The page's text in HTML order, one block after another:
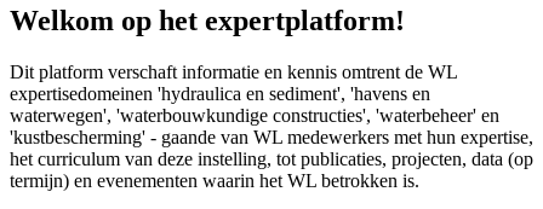
Welkom op het expertplatform!
Dit platform verschaft informatie en kennis omtrent de WL
expertisedomeinen 'hydraulica en sediment', 'havens en
waterwegen', 'waterbouwkundige constructies', 'waterbeheer' en
'kustbescherming' - gaande van WL medewerkers met hun expertise,
het curriculum van deze instelling, tot publicaties, projecten, data (op
termijn) en evenementen waarin het WL betrokken is.